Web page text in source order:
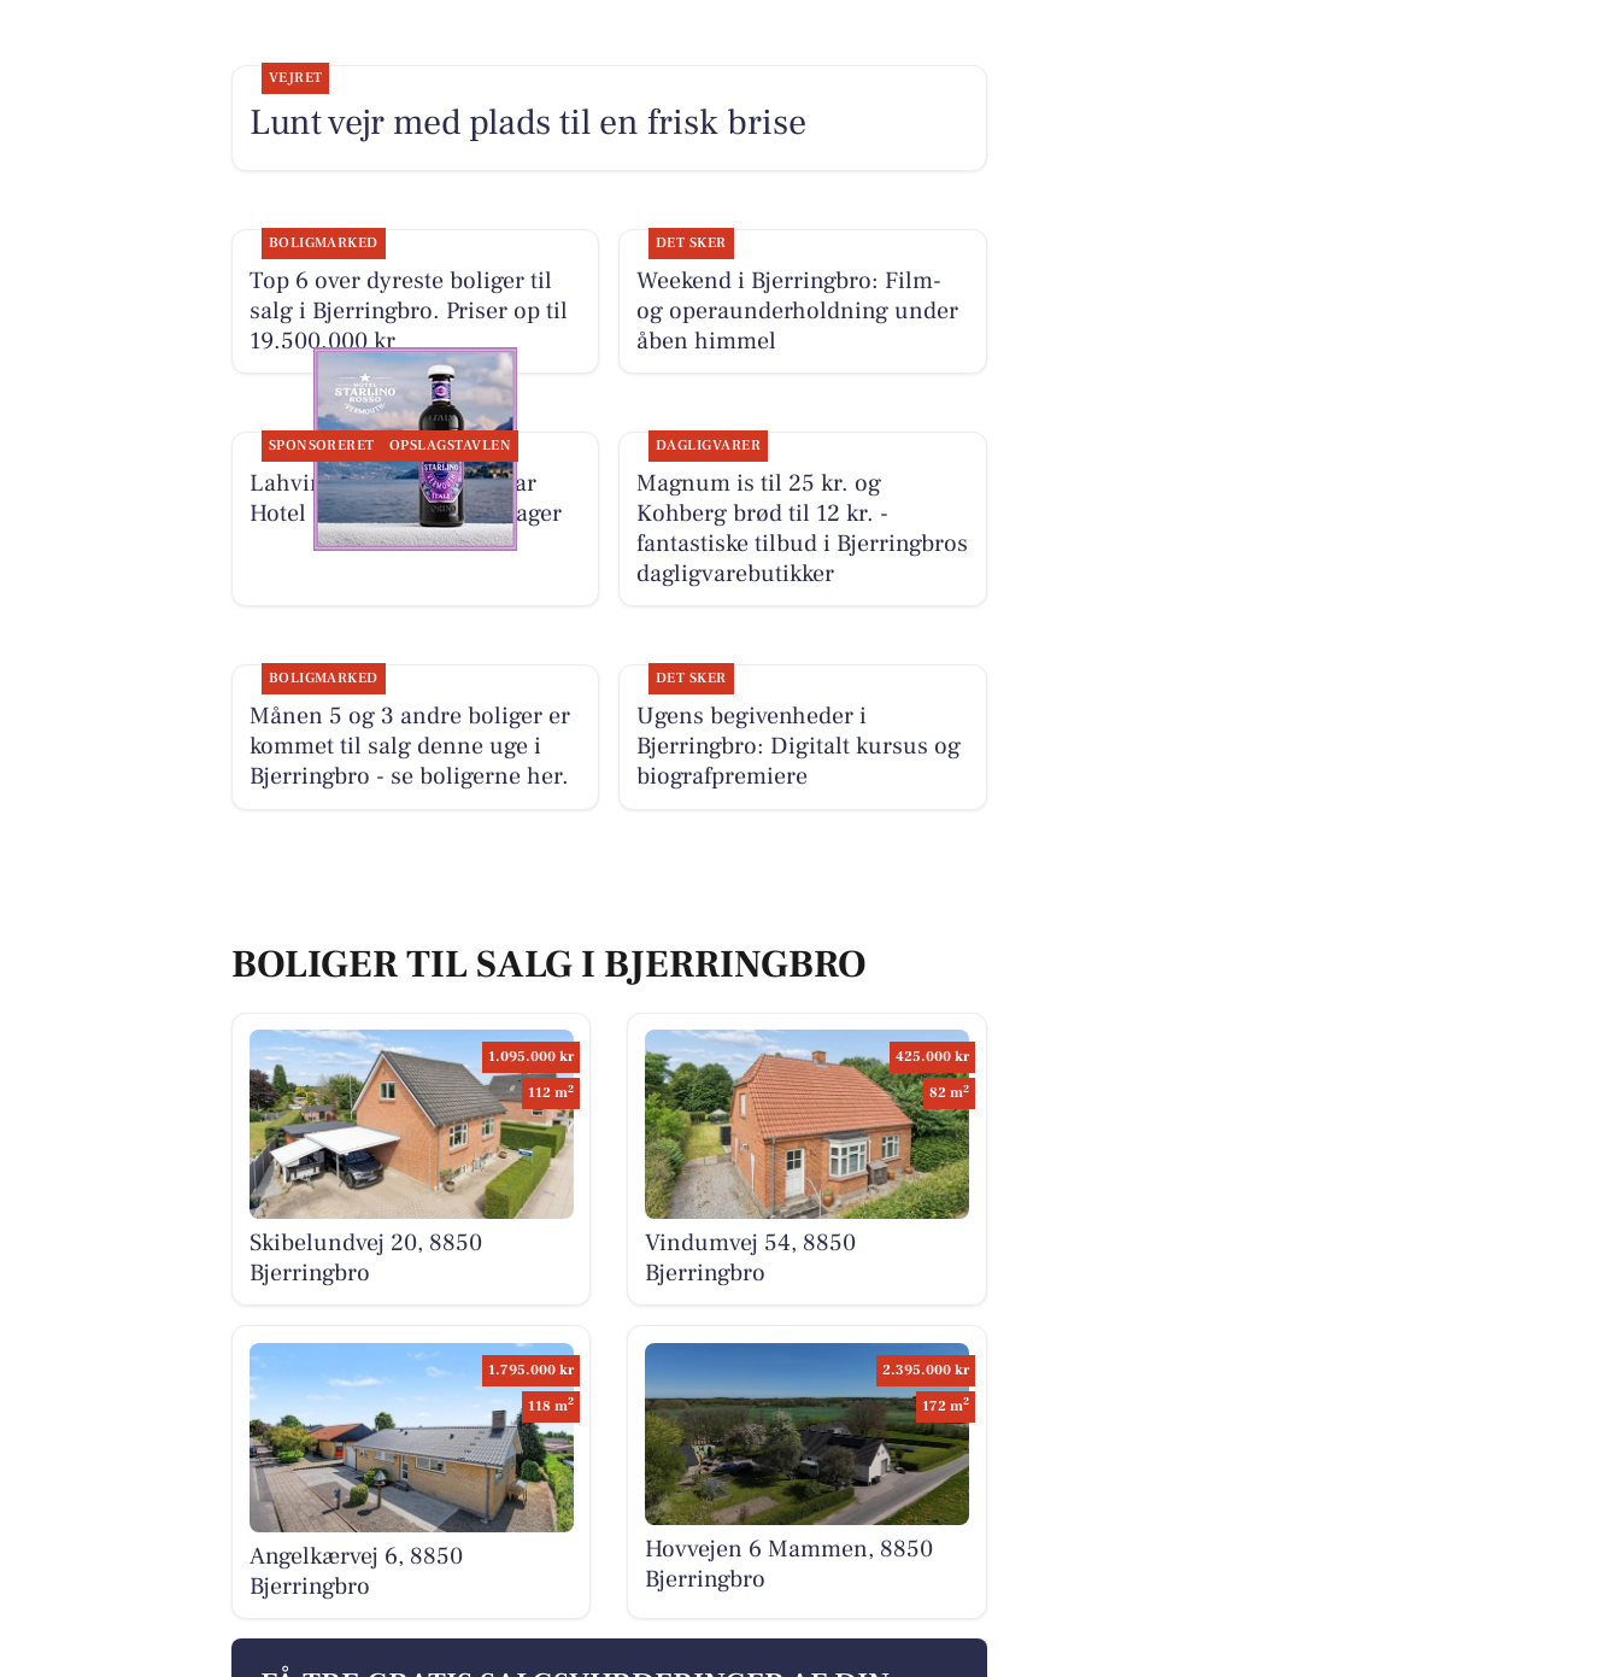
VEJRET
Lunt vejr med plads til en frisk brise
BOLIGMARKED
Top 6 over dyreste boliger til
salg i Bjerringbro. Priser op til
19.500.000 kr
DET SKER
Weekend i Bjerringbro: Film-
og operaunderholdning under
åben himmel
SPONSORERET OPSLAGSTAVLEN
Lahvino Wine & Spirits har
Hotel Starlino tilbage på lager
DAGLIGVARER
Magnum is til 25 kr. og
Kohberg brød til 12 kr. -
fantastiske tilbud i Bjerringbros
dagligvarebutikker
BOLIGMARKED
Månen 5 og 3 andre boliger er
kommet til salg denne uge i
Bjerringbro - se boligerne her.
DET SKER
Ugens begivenheder i
Bjerringbro: Digitalt kursus og
biografpremiere
BOLIGER TIL SALG I BJERRINGBRO
1.095.000 kr
112 m2
Skibelundvej 20, 8850
Bjerringbro
425.000 kr
82 m2
Vindumvej 54, 8850
Bjerringbro
1.795.000 kr
118 m2
Angelkærvej 6, 8850
Bjerringbro
2.395.000 kr
172 m2
Hovvejen 6 Mammen, 8850
Bjerringbro